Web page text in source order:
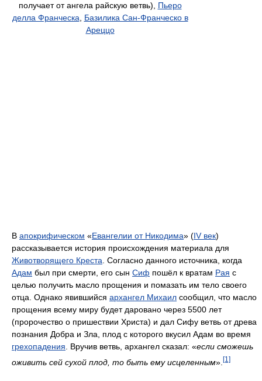
получает от ангела райскую ветвь), Пьеро
делла Франческа, Базилика Сан-Франческо в
Ареццо
В апокрифическом «Евангелии от Никодима» (IV век)
рассказывается история происхождения материала для
Животворящего Креста. Согласно данного источника, когда
Адам был при смерти, его сын Сиф пошёл к вратам Рая с
целью получить масло прощения и помазать им тело своего
отца. Однако явившийся архангел Михаил сообщил, что масло
прощения всему миру будет даровано через 5500 лет
(пророчество о пришествии Христа) и дал Сифу ветвь от древа
познания Добра и Зла, плод с которого вкусил Адам во время
грехопадения. Вручив ветвь, архангел сказал: «если сможешь
оживить сей сухой плод, то быть ему исцеленным». [1]